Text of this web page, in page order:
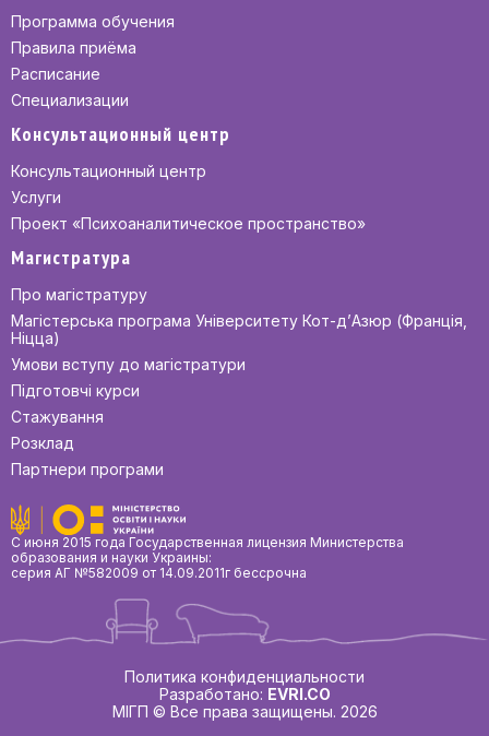
Программа обучения
Правила приёма
Расписание
Специализации
Консультационный центр
Консультационный центр
Услуги
Проект «Психоаналитическое пространство»
Магистратура
Про магістратуру
Магістерська програма Університету Кот-д’Азюр (Франція,
Ніцца)
Умови вступу до магістратури
Підготовчі курси
Стажування
Розклад
Партнери програми
С июня 2015 года Государственная лицензия Министерства
образования и науки Украины:
серия АГ №582009 от 14.09.2011г бессрочна
МІГП © Все права защищены. 2026
Политика конфиденциальности
Разработано: EVRI.CO